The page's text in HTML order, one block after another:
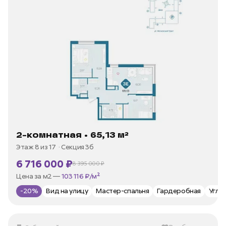
2-комнатная • 65,13 м²
Этаж 8 из 17 Секция 3б
6 716 000 ₽8 395 000 ₽
В ипотеку —от 32 213 ₽/мес
Цена за м2 —
-20% Вид на улицу Мастер-спальня Гардеробная